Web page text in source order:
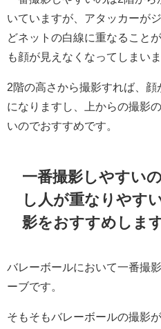
いていますが、アタッカーが
どネットの白線に重なること
も顔が見えなくなってしまいま
2階の高さから撮影すれば、顔
になりますし、上からの撮影
いのでおすすめです。
一番撮影しやすい
し人が重なりやす
影をおすすめしま
バレーボールにおいて一番撮
ーブです。
そもそもバレーボールの撮影